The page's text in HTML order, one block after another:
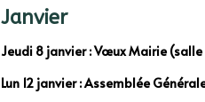
Janvier
Jeudi 8 janvier : Vœux Mairie
Lun 12 janvier : Assemblée